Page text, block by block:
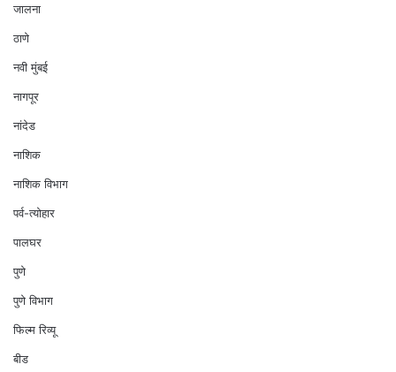
जालना
ठाणे
नवी मुंबई
नागपूर
नांदेड
नाशिक
नाशिक विभाग
पर्व-त्योहार
पालघर
पुणे
पुणे विभाग
फिल्म रिव्यू
बीड